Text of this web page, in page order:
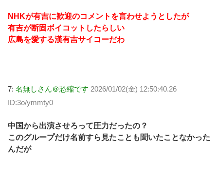
NHKが有吉に歓迎のコメントを言わせようとしたが
有吉が断固ボイコットしたらしい
広島を愛する漢有吉サイコーだわ
7: 名無しさん＠恐縮です 2026/01/02(金) 12:50:40.26
ID:3o/ymmty0
中国から出演させろって圧力だったの？
このグループだけ名前すら見たことも聞いたことなかった
んだが